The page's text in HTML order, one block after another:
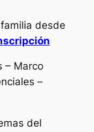
desde
– Marco
–
del